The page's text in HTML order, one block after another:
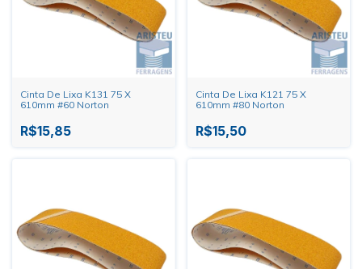
Cinta De Lixa K131 75 X
610mm #60 Norton
R$15,85
Cinta De Lixa K121 75 X
610mm #80 Norton
R$15,50